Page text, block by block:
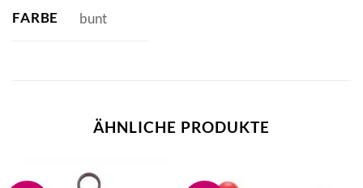
FARBE bunt
ÄHNLICHE PRODUKTE